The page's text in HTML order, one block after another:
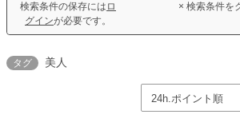
検索条件の保存には ロ
グインが必要です。
× 検索条件を
タグ 美人